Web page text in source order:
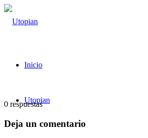
Inicio
Utopian
0 respuestas
Deja un comentario